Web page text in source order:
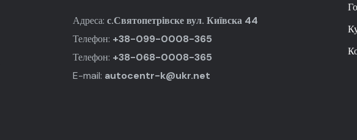
Адреса:с.Святопетрівске вул. Київска 44
Телефон: +38-099-0008-365
Телефон: +38-068-0008-365
E-mail: autocentr-k@ukr.net